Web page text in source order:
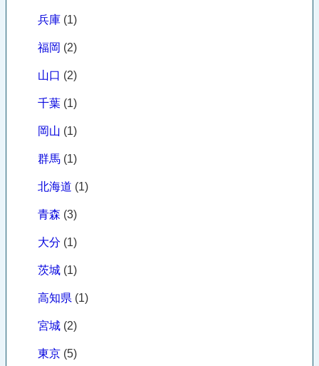
兵庫 (1)
福岡 (2)
山口 (2)
千葉 (1)
岡山 (1)
群馬 (1)
北海道 (1)
青森 (3)
大分 (1)
茨城 (1)
高知県 (1)
宮城 (2)
東京 (5)